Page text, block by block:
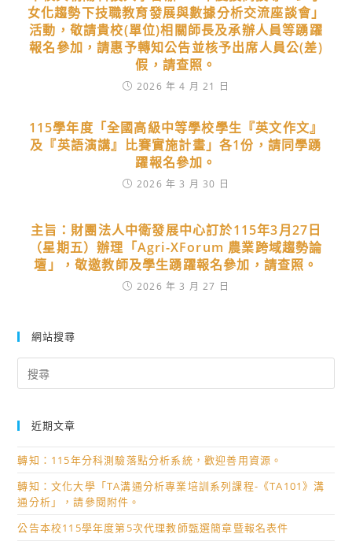
女化趨勢下技職教育發展與數據分析交流座談會」
活動，敬請貴校(單位)相關師長及承辦人員等踴躍
報名參加，請惠予轉知公告並核予出席人員公(差)
假，請查照。
2026 年 4 月 21 日
115學年度「全國高級中等學校學生『英文作文』
及『英語演講』比賽實施計畫」各1份，請同學踴
躍報名參加。
2026 年 3 月 30 日
主旨：財團法人中衛發展中心訂於115年3月27日
（星期五）辦理「Agri-XForum 農業跨域趨勢論
壇」，敬邀教師及學生踴躍報名參加，請查照。
2026 年 3 月 27 日
網站搜尋
for:
近期文章
轉知：115年分科測驗落點分析系統，歡迎善用資源。
轉知：文化大學「TA溝通分析專業培訓系列課程-《TA101》溝
通分析」，請參閱附件。
公告本校115學年度第5次代理教師甄選簡章暨報名表件